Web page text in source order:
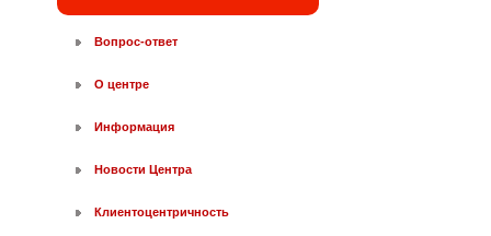
Вопрос-ответ
О центре
Информация
Новости Центра
Клиентоцентричность